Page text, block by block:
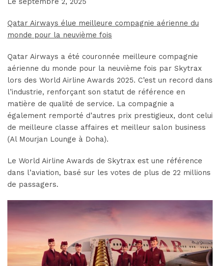
Qatar Airways élue meilleure compagnie aérienne du
monde pour la neuvième fois
Qatar Airways a été couronnée meilleure compagnie
aérienne du monde pour la neuvième fois par Skytrax
lors des World Airline Awards 2025. C’est un record dans
l’industrie, renforçant son statut de référence en
matière de qualité de service. La compagnie a
également remporté d’autres prix prestigieux, dont celui
de meilleure classe affaires et meilleur salon business
(Al Mourjan Lounge à Doha).
Le World Airline Awards de Skytrax est une référence
dans l’aviation, basé sur les votes de plus de 22 millions
de passagers.